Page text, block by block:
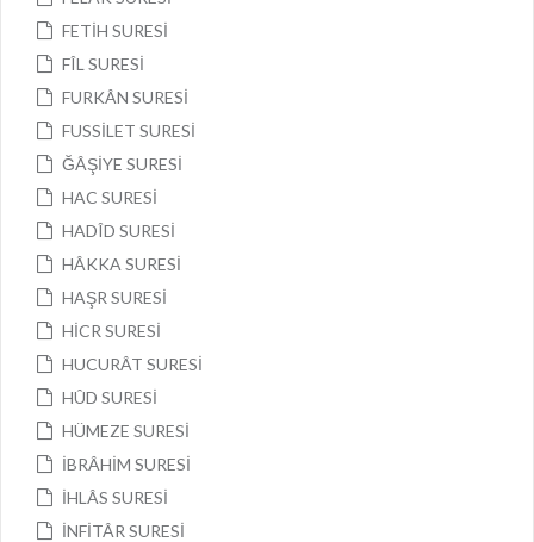
FETİH SURESİ
FÎL SURESİ
FURKÂN SURESİ
FUSSİLET SURESİ
ĞÂŞİYE SURESİ
HAC SURESİ
HADÎD SURESİ
HÂKKA SURESİ
HAŞR SURESİ
HİCR SURESİ
HUCURÂT SURESİ
HÛD SURESİ
HÜMEZE SURESİ
İBRÂHİM SURESİ
İHLÂS SURESİ
İNFİTÂR SURESİ